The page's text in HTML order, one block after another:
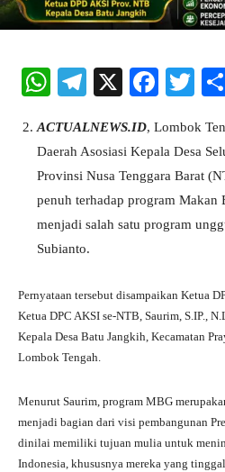
W
ts
A
pp
Te
gr
a
m
X
Fa
bo
ok
T
tte
r
ACTUALNEWS.ID, Lombok
Daerah Asosiasi Kepala Desa
Provinsi Nusa Tenggara Barat
penuh terhadap program
menjadi salah satu program
Subianto.
Pernyataan tersebut disampaikan Ketua
Ketua DPC AKSI se-NTB, Saurim, S.IP.,
Kepala Desa Batu Jangkih, Kecamatan
Lombok Tengah.
Menurut Saurim, program MBG
menjadi bagian dari visi pembangunan
dinilai memiliki tujuan mulia untuk
Indonesia, khususnya mereka yang